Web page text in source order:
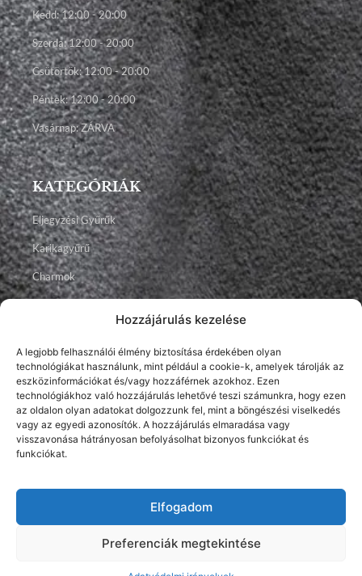
Hozzájárulás kezelése
A legjobb felhasználói élmény biztosítása érdekében olyan
technológiákat használunk, mint például a cookie-k, amelyek tárolják az
eszközinformációkat és/vagy hozzáférnek azokhoz. Ezen
technológiákhoz való hozzájárulás lehetővé teszi számunkra, hogy ezen
az oldalon olyan adatokat dolgozzunk fel, mint a böngészési viselkedés
vagy az egyedi azonosítók. A hozzájárulás elmaradása vagy
visszavonása hátrányosan befolyásolhat bizonyos funkciókat és
funkciókat.
Elfogadom
Preferenciák megtekintése
Kedd: 12:00 - 20:00
Szerda: 12:00 - 20:00
Csütörtök: 12:00 - 20:00
Péntek: 12:00 - 20:00
Vasárnap: ZÁRVA
KATEGÓRIÁK
Eljegyzési Gyűrűk
Karikagyűrű
Charmok
FacebookInstagramYoutube
2026 © Brillancy Ékszer Manufaktúra – Gyémánt gyűrű, Eljegyzési
gyűrű, Karikagyűrű.
Developed by: Elitring.com